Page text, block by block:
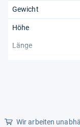
Gewicht
Höhe
Länge
Sprache
Wir arbeiten